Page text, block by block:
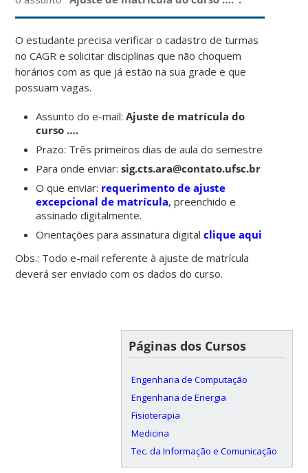
O estudante precisa verificar o cadastro de turmas
no CAGR e solicitar disciplinas que não choquem
horários com as que já estão na sua grade e que
possuam vagas.
Assunto do e-mail:Ajuste de matrícula do
curso ….
Prazo: Três primeiros dias de aula do semestre
Para onde enviar:sig.cts.ara@contato.ufsc.br
O que enviar: requerimento de ajuste
excepcional de matrícula, preenchido e
assinado digitalmente.
Orientações para assinatura digitalclique aqui
Obs.: Todo e-mail referente à ajuste de matrícula
deverá ser enviado com os dados do curso.
Páginas dos Cursos
Engenharia de Computação
Engenharia de Energia
Fisioterapia
Medicina
Tec. da Informação e Comunicação